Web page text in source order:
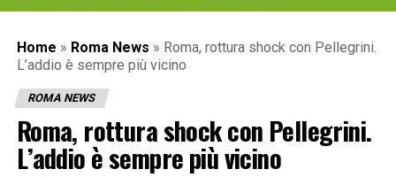
Home » Roma News » Roma, rottura shock con Pellegrini.
L’addio è sempre più vicino
ROMA NEWS
Roma, rottura shock con Pellegrini.
L’addio è sempre più vicino